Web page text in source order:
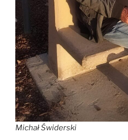
Michał Świderski